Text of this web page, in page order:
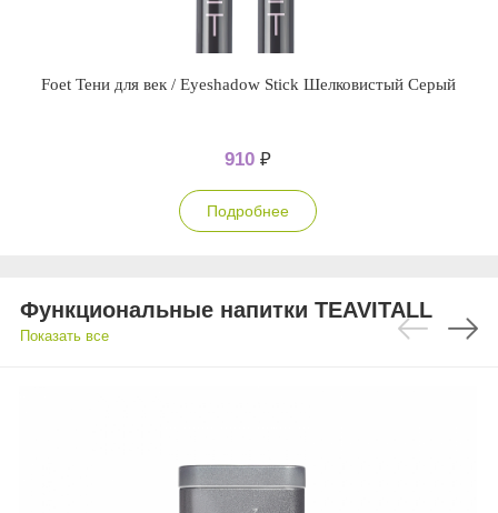
Foet Тени для век / Eyeshadow Stick Шелковистый Серый
910 ₽
Подробнее
Функциональные напитки TEAVITALL
Показать все